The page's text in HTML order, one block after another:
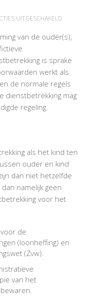
UITGESCHAKELD
DE
van de ouder(s),
is sprake
werkt als
de normale regels
dienstbetrekking mag
regeling
als het kind ten
ouder en kind
dan niet hetzelfde
namelijk geen
voor het
de
(loonheffing) en
(Zvw).
van het